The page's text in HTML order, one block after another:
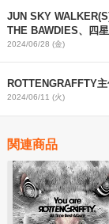
JUN SKY
THE BAWDIES、四
2024/06/28 (金)
ROTTENGRAFFTY
2024/06/11 (火)
関連商品